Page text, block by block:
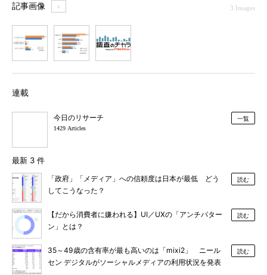
記事画像 ＋ 3 Images
連載
今日のリサーチ
1429 Articles
一覧
最新 3 件
「政府」「メディア」への信頼度は日本が最低 どう
してこうなった？
読む
【だから消費者に嫌われる】UI／UXの「アンチパター
ン」とは？
読む
35～49歳の含有率が最も高いのは「mixi2」 ニール
セン デジタルがソーシャルメディアの利用状況を発表
読む